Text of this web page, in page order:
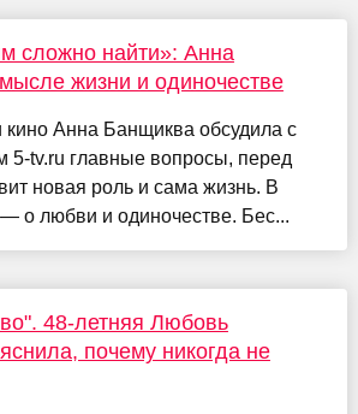
сложно найти»: Анна
жизни и одиночестве
кино Анна Банщиква обсудила с
5-tv.ru главные вопросы, перед
новая роль и сама жизнь. В
о любви и одиночестве. Бес...
48-летняя Любовь
почему никогда не